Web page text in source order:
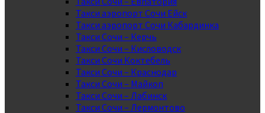
Такси аэропорт Сочи Ейск
Такси аэропорт Сочи Кабардинка
Такси Сочи – Керчь
Такси Сочи – Кисловодск
Такси Сочи Коктебель
Такси Сочи – Краснодар
Такси Сочи – Майкоп
Такси Сочи – Лабинск
Такси Сочи – Лермонтово